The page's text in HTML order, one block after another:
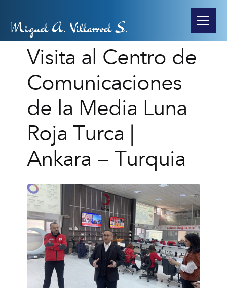
Miguel A. Villarroel S.
Visita al Centro de
Comunicaciones
de la Media Luna
Roja Turca |
Ankara – Turquia